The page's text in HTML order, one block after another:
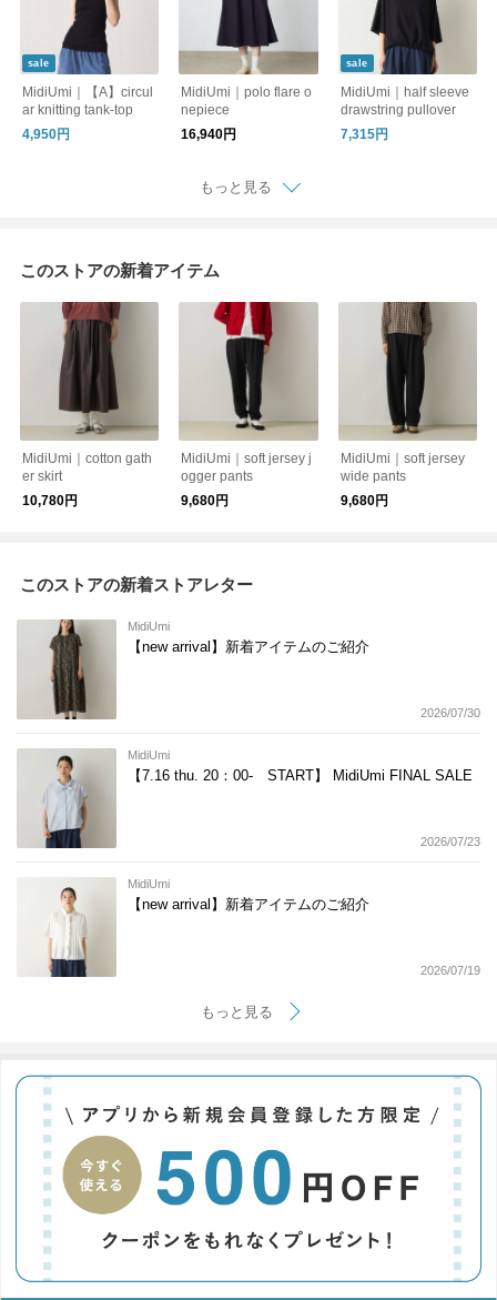
sale
MidiUmi｜【A】circul
ar knitting tank-top
4,950円
MidiUmi｜polo flare o
nepiece
16,940円
sale
MidiUmi｜half sleeve
drawstring pullover
7,315円
もっと見る
このストアの新着アイテム
MidiUmi｜cotton gath
er skirt
10,780円
MidiUmi｜soft jersey j
ogger pants
9,680円
MidiUmi｜soft jersey
wide pants
9,680円
このストアの新着ストアレター
MidiUmi
【new arrival】新着アイテムのご紹介
2026/07/30
MidiUmi
【7.16 thu. 20：00- START】 MidiUmi FINAL SALE
2026/07/23
MidiUmi
【new arrival】新着アイテムのご紹介
2026/07/19
もっと見る